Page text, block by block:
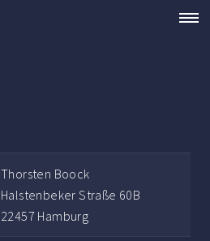
Thorsten Boock
Halstenbeker Straße 60B
22457 Hamburg